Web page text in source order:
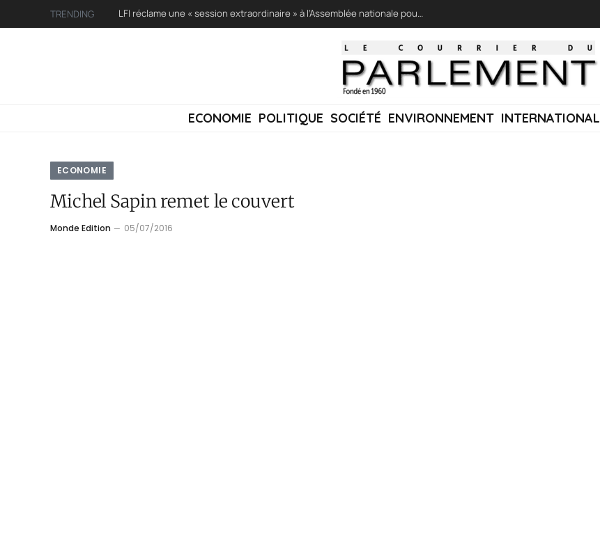
TRENDING LFI réclame une « session extraordinaire » à l’Assemblée nationale pour lutter contre les incendies
ECONOMIE POLITIQUE SOCIÉTÉ ENVIRONNEMENT INTERNATIONAL
ECONOMIE
Michel Sapin remet le couvert
Monde Edition 05/07/2016